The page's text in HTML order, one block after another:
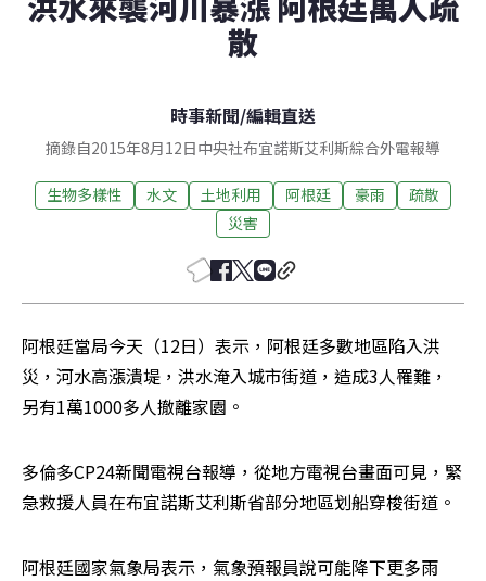
散
時事新聞/編輯直送
摘錄自2015年8月12日中央社布宜諾斯艾利斯綜合外電報導
生物多樣性 水文 土地利用 阿根廷 豪雨
疏散
災害
阿根廷當局今天（12日）表示，阿根廷多數地區陷入洪
災，河水高漲潰堤，洪水淹入城市街道，造成3人罹難，
另有1萬1000多人撤離家園。
多倫多CP24新聞電視台報導，從地方電視台畫面可見，緊
急救援人員在布宜諾斯艾利斯省部分地區划船穿梭街道。
阿根廷國家氣象局表示，氣象預報員說可能降下更多雨